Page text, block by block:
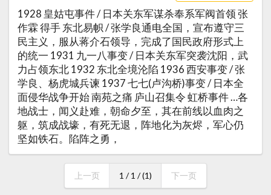
1928 皇姑屯事件 / 日本关东军谋杀奉系军阀首领 张
作霖 得手 东北易帜 / 张学良通电全国，宣布遵守三
民主义，服从蒋介石领导，完成了国民政府形式上
的统一 1931 九一八事变 / 日本关东军突袭沈阳，武
力占领东北 1932 东北全境沦陷 1936 西安事变 / 张
学良、杨虎城兵谏 1937 七七(卢沟桥)事变 / 日本全
面侵华战争开始 南苑之痛 庐山召集令 虹桥事件 …各
地战士，闻义赴难，朝命夕至，其在前线以血肉之
躯，筑成战壕，有死无退，阵地化为灰烬，军心仍
坚如铁石。陷阵之勇，
上一页 1 / 1 / (1) 下一页